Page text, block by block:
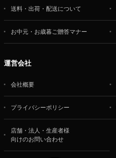
送料・出荷・配送について
お中元・お歳暮ご贈答マナー
運営会社
会社概要
プライバシーポリシー
店舗・法人・生産者様
向けのお問い合わせ